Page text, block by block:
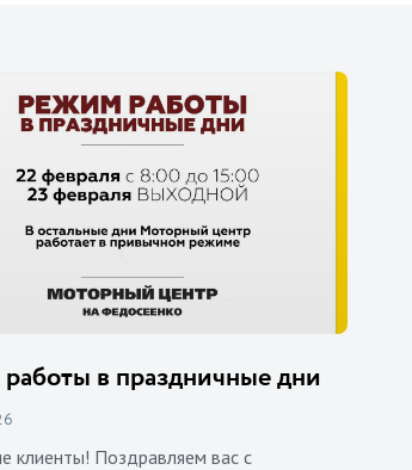
работы в праздничные дни
клиенты! Поздравляем вас с